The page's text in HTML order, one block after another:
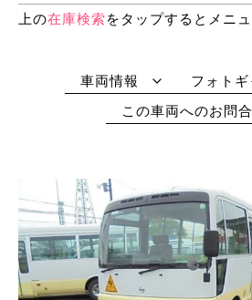
上の在庫検索をタップするとメニ
車両情報
フォト
この車両へのお問